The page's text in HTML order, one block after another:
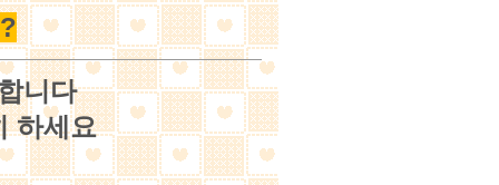
니다
하세요